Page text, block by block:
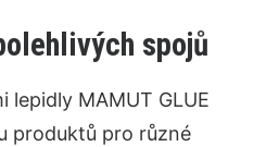
spojů
lepidly MAMUT GLUE
produktů pro různé